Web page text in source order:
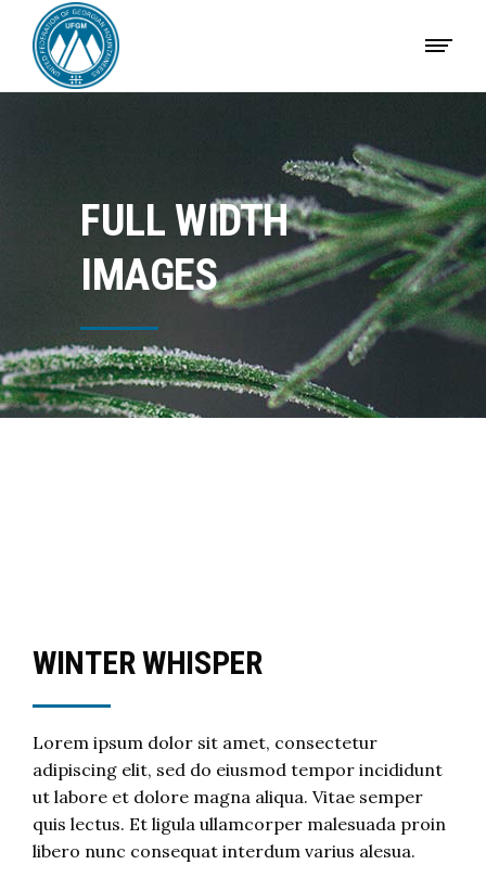
FULL WIDTH
IMAGES
WINTER WHISPER
Lorem ipsum dolor sit amet, consectetur
adipiscing elit, sed do eiusmod tempor incididunt
ut labore et dolore magna aliqua. Vitae semper
quis lectus. Et ligula ullamcorper malesuada proin
libero nunc consequat interdum varius alesua.